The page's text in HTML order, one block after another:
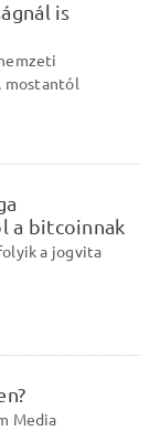
is
mostantól
a bitcoinnak
a jogvita
Media